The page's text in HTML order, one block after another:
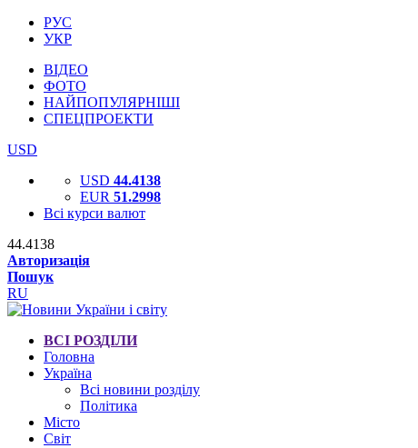
РУС
УКР
ВІДЕО
ФОТО
НАЙПОПУЛЯРНІШІ
СПЕЦПРОЕКТИ
USD
USD 44.4138
EUR 51.2998
Всі курси валют
44.4138
Авторизація
Пошук
RU
ВСІ РОЗДІЛИ
Головна
Україна
Всі новини розділу
Політика
Місто
Світ